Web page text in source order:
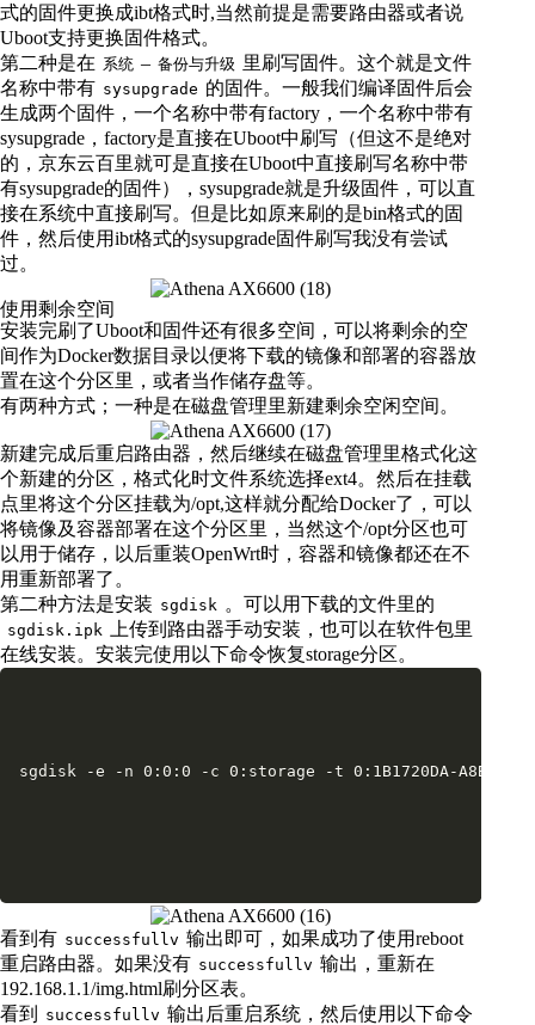
式的固件更换成ibt格式时,当然前提是需要路由器或者说
Uboot支持更换固件格式。
第二种是在 系统 – 备份与升级 里刷写固件。这个就是文件
名称中带有 sysupgrade 的固件。一般我们编译固件后会
生成两个固件，一个名称中带有factory，一个名称中带有
sysupgrade，factory是直接在Uboot中刷写（但这不是绝对
的，京东云百里就可是直接在Uboot中直接刷写名称中带
有sysupgrade的固件），sysupgrade就是升级固件，可以直
接在系统中直接刷写。但是比如原来刷的是bin格式的固
件，然后使用ibt格式的sysupgrade固件刷写我没有尝试
过。
使用剩余空间
安装完刷了Uboot和固件还有很多空间，可以将剩余的空
间作为Docker数据目录以便将下载的镜像和部署的容器放
置在这个分区里，或者当作储存盘等。
有两种方式；一种是在磁盘管理里新建剩余空闲空间。
新建完成后重启路由器，然后继续在磁盘管理里格式化这
个新建的分区，格式化时文件系统选择ext4。然后在挂载
点里将这个分区挂载为/opt,这样就分配给Docker了，可以
将镜像及容器部署在这个分区里，当然这个/opt分区也可
以用于储存，以后重装OpenWrt时，容器和镜像都还在不
用重新部署了。
第二种方法是安装 sgdisk 。可以用下载的文件里的
sgdisk.ipk
上传到路由器手动安装，也可以在软件包里
在线安装。安装完使用以下命令恢复storage分区。
sgdisk -e -n 0:0:0 -c 0:storage -t 0:1B1720DA-A8BB-
看到有 successfullv 输出即可，如果成功了使用reboot
重启路由器。如果没有 successfullv 输出，重新在
192.168.1.1/img.html刷分区表。
看到
successfullv 输出后重启系统，然后使用以下命令